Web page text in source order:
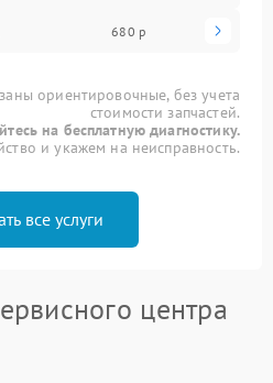
680 р
ориентировочные, без учета
стоимости запчастей.
на бесплатную диагностику.
и укажем на неисправность.
все услуги
центра